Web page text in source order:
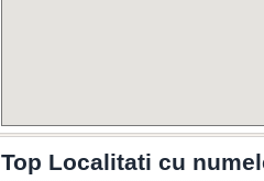
Top Localitati cu